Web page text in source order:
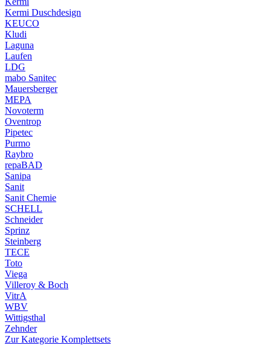
Kermi Duschdesign
KEUCO
Kludi
Laguna
Laufen
LDG
mabo Sanitec
Mauersberger
MEPA
Novoterm
Oventrop
Pipetec
Purmo
Raybro
repaBAD
Sanipa
Sanit
Sanit Chemie
SCHELL
Schneider
Sprinz
Steinberg
TECE
Toto
Viega
Villeroy & Boch
VitrA
WBV
Wittigsthal
Zehnder
Zur Kategorie Komplettsets